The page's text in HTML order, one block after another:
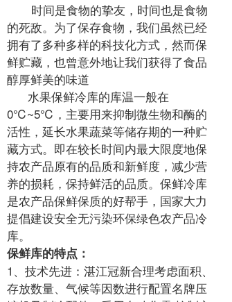
时间是食物的挚友，时间也是食物
的死敌。为了保存食物，我们虽然已经
拥有了多种多样的科技化方式，然而保
鲜贮藏，也曾意外地让我们获得了食品
醇厚鲜美的味道
水果保鲜冷库的库温一般在
0℃~5℃，主要用来抑制微生物和酶的
活性，延长水果蔬菜等储存期的一种贮
藏方式。即在较长时间内最大限度地保
持农产品原有的品质和新鲜度，减少营
养的损耗，保持鲜活的品质。保鲜冷库
是农产品保鲜保质的好帮手，国家大力
提倡建设安全无污染环保绿色农产品冷
库。
保鲜库的特点：
1、技术先进：湛江冠新合理考虑面积、
存放数量、气候等因数进行配置名牌压